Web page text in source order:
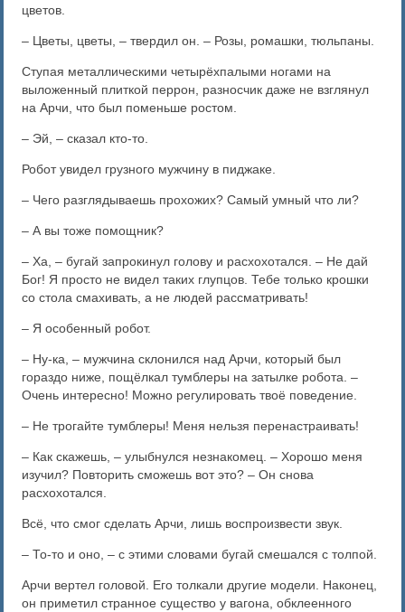
цветов.
– Цветы, цветы, – твердил он. – Розы, ромашки, тюльпаны.
Ступая металлическими четырёхпалыми ногами на
выложенный плиткой перрон, разносчик даже не взглянул
на Арчи, что был поменьше ростом.
– Эй, – сказал кто-то.
Робот увидел грузного мужчину в пиджаке.
– Чего разглядываешь прохожих? Самый умный что ли?
– А вы тоже помощник?
– Ха, – бугай запрокинул голову и расхохотался. – Не дай
Бог! Я просто не видел таких глупцов. Тебе только крошки
со стола смахивать, а не людей рассматривать!
– Я особенный робот.
– Ну-ка, – мужчина склонился над Арчи, который был
гораздо ниже, пощёлкал тумблеры на затылке робота. –
Очень интересно! Можно регулировать твоё поведение.
– Не трогайте тумблеры! Меня нельзя перенастраивать!
– Как скажешь, – улыбнулся незнакомец. – Хорошо меня
изучил? Повторить сможешь вот это? – Он снова
расхохотался.
Всё, что смог сделать Арчи, лишь воспроизвести звук.
– То-то и оно, – с этими словами бугай смешался с толпой.
Арчи вертел головой. Его толкали другие модели. Наконец,
он приметил странное существо у вагона, обклеенного